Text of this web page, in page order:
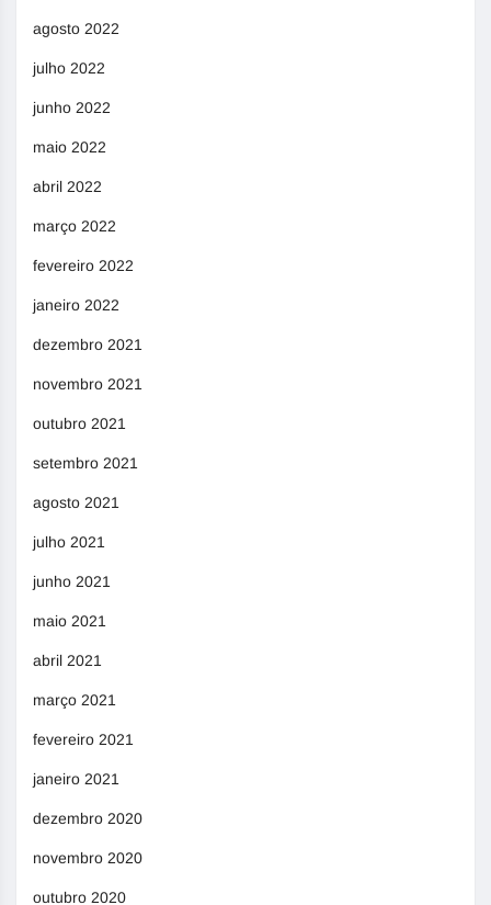
agosto 2022
julho 2022
junho 2022
maio 2022
abril 2022
março 2022
fevereiro 2022
janeiro 2022
dezembro 2021
novembro 2021
outubro 2021
setembro 2021
agosto 2021
julho 2021
junho 2021
maio 2021
abril 2021
março 2021
fevereiro 2021
janeiro 2021
dezembro 2020
novembro 2020
outubro 2020